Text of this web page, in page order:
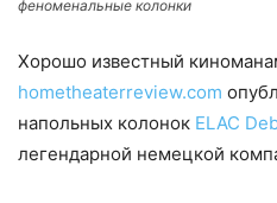
феноменальные колонки
Хорошо известный
hometheaterreview.com
напольных колонок ELAC
легендарной немецкой